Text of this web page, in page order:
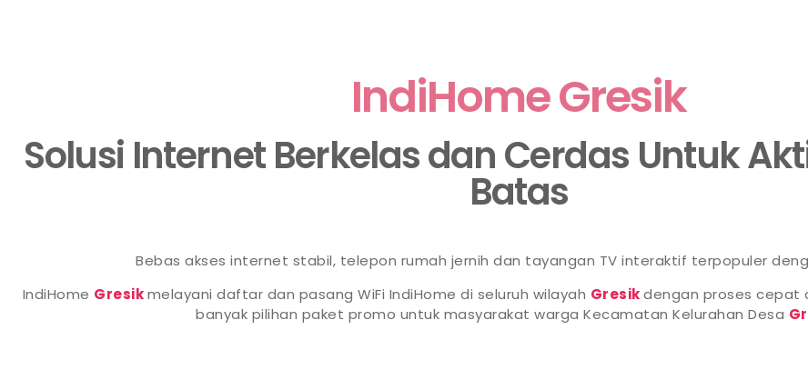
IndiHome Gresik
Solusi Internet Berkelas dan Cerdas Untuk
Batas
Bebas akses internet stabil, telepon rumah jernih dan tayangan TV interaktif terpopuler
IndiHome Gresikmelayani daftar dan pasang WiFi IndiHome di seluruh wilayah Gresikdengan proses cepat
banyak pilihan paket promo untuk masyarakat warga Kecamatan Kelurahan Desa